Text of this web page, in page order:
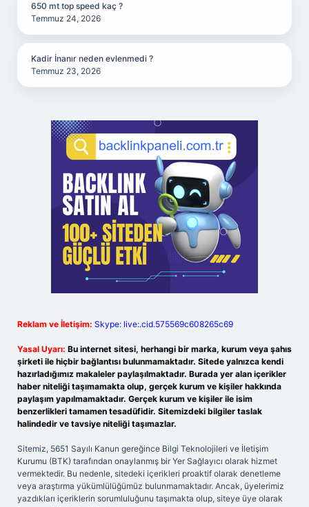
650 mt top speed kaç ?
Temmuz 24, 2026
Kadir İnanır neden evlenmedi ?
Temmuz 23, 2026
Reklam ve İletişim: Skype: live:.cid.575569c608265c69
Yasal Uyarı: Bu internet sitesi, herhangi bir marka, kurum veya şahıs
şirketi ile hiçbir bağlantısı bulunmamaktadır. Sitede yalnızca kendi
hazırladığımız makaleler paylaşılmaktadır. Burada yer alan içerikler
haber niteliği taşımamakta olup, gerçek kurum ve kişiler hakkında
paylaşım yapılmamaktadır. Gerçek kurum ve kişiler ile isim
benzerlikleri tamamen tesadüfidir. Sitemizdeki bilgiler taslak
halindedir ve tavsiye niteliği taşımazlar.
Sitemiz, 5651 Sayılı Kanun gereğince Bilgi Teknolojileri ve İletişim
Kurumu (BTK) tarafından onaylanmış bir Yer Sağlayıcı olarak hizmet
vermektedir. Bu nedenle, sitedeki içerikleri proaktif olarak denetleme
veya araştırma yükümlülüğümüz bulunmamaktadır. Ancak, üyelerimiz
yazdıkları içeriklerin sorumluluğunu taşımakta olup, siteye üye olarak